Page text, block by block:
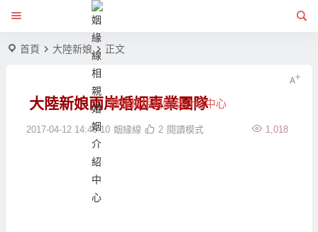
姻緣線相親婚姻介紹中心
首頁 大陸新娘 正文
大陸新娘兩岸婚姻專業團隊
2017-04-12 14:46:10 姻緣線 1,018
2 閱讀模式